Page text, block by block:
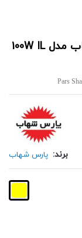
لامپ حبابی رشته‌ای 100 وات پارس شهاب مدل 100W IL
Pars
برند: پارس شهاب